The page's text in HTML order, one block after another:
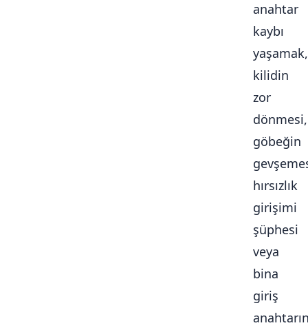
anahtar
kaybı
yaşamak,
kilidin
zor
dönmesi,
göbeğin
hırsızlık
girişimi
şüphesi
veya
bina
giriş